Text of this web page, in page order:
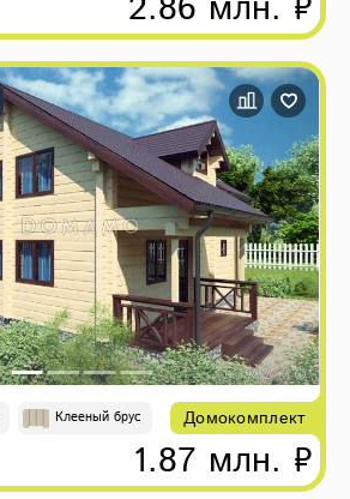
Клееный брус Домокомплект
1.87 млн. ₽